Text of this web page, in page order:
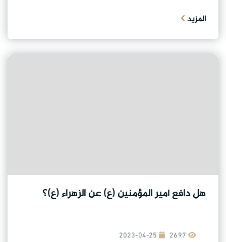
المزيد
هل دافع أمير المؤمنين (ع) عن الزهراء (ع)؟
2023-04-25